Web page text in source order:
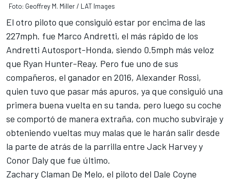
Foto: Geoffrey M. Miller / LAT Images
El otro piloto que consiguió estar por encima de las
227mph. fue Marco Andretti, el más rápido de los
Andretti Autosport-Honda, siendo 0.5mph más veloz
que Ryan Hunter-Reay. Pero fue uno de sus
compañeros, el ganador en 2016, Alexander Rossi,
quien tuvo que pasar más apuros, ya que consiguió una
primera buena vuelta en su tanda, pero luego su coche
se comportó de manera extraña, con mucho subviraje y
obteniendo vueltas muy malas que le harán salir desde
la parte de atrás de la parrilla entre Jack Harvey y
Conor Daly que fue último.
Zachary Claman De Melo, el piloto del Dale Coyne